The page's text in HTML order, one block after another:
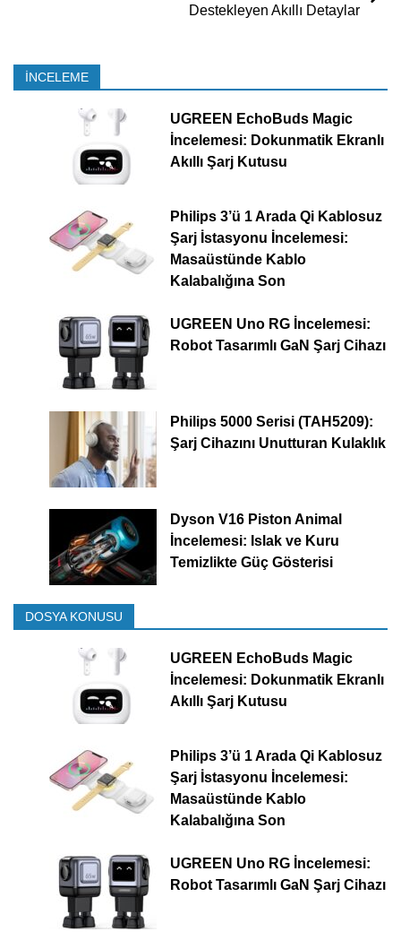
Destekleyen Akıllı Detaylar
İNCELEME
UGREEN EchoBuds Magic
İncelemesi: Dokunmatik Ekranlı
Akıllı Şarj Kutusu
Philips 3’ü 1 Arada Qi Kablosuz
Şarj İstasyonu İncelemesi:
Masaüstünde Kablo
Kalabalığına Son
UGREEN Uno RG İncelemesi:
Robot Tasarımlı GaN Şarj Cihazı
Philips 5000 Serisi (TAH5209):
Şarj Cihazını Unutturan Kulaklık
Dyson V16 Piston Animal
İncelemesi: Islak ve Kuru
Temizlikte Güç Gösterisi
DOSYA KONUSU
UGREEN EchoBuds Magic
İncelemesi: Dokunmatik Ekranlı
Akıllı Şarj Kutusu
Philips 3’ü 1 Arada Qi Kablosuz
Şarj İstasyonu İncelemesi:
Masaüstünde Kablo
Kalabalığına Son
UGREEN Uno RG İncelemesi:
Robot Tasarımlı GaN Şarj Cihazı